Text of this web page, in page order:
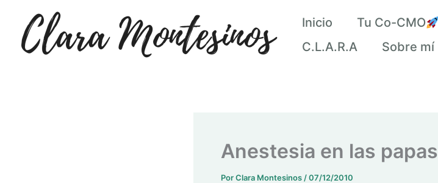
contenido
Inicio Tu Co-CMO
C.L.A.R.A
Sobre mí
Anestesia en las papas
PorClara Montesinos /07/12/2010